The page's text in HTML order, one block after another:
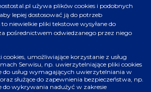
Nafta, chemia, gaz
Energetyka
Budownictwo
Produkcja
używa plików cookies i podobnych
lepiej dostosować ją do potrzeb
niewielkie pliki tekstowe wysyłane do
pośrednictwem odwiedzanego przez niego
cookies, umożliwiające korzystanie z usług
Serwisu, np. uwierzytelniające pliki cookies
usług wymagających uwierzytelniania w
służące do zapewnienia bezpieczeństwa, np.
wykrywania nadużyć w zakresie